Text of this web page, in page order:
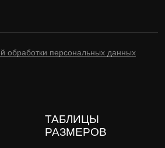
обработки персональных данных
ТАБЛИЦЫ
РАЗМЕРОВ